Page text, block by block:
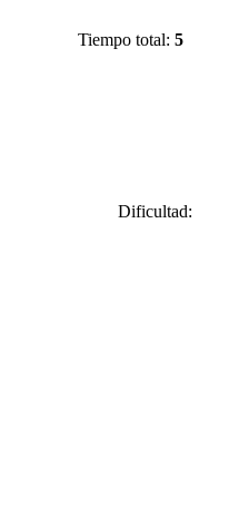
Tiempo total: 5
Dificultad: